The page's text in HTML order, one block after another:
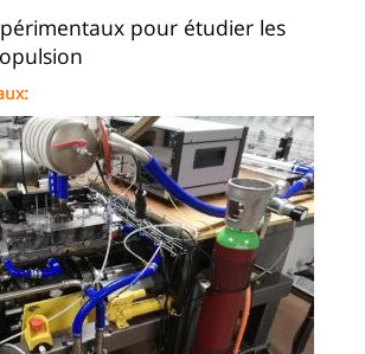
pour étudier les